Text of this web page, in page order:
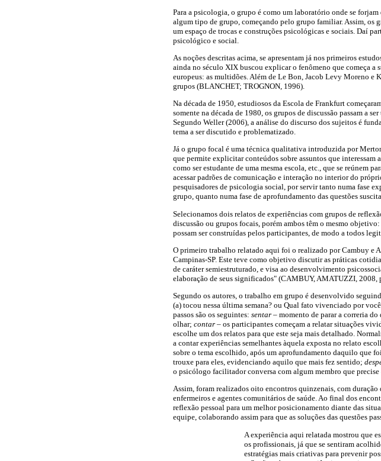
Para a psicologia, o grupo é como um laboratório onde se forjam
algum tipo de grupo, começando pelo grupo familiar. Assim, os
um espaço de trocas e construções psicológicas e sociais. Daí
psicológico e social.
As noções descritas acima, se apresentam já nos primeiros
ainda no século XIX buscou explicar o fenômeno que começa
europeus: as multidões. Além de Le Bon, Jacob Levy Moreno e
grupos (BLANCHET; TROGNON, 1996).
Na década de 1950, estudiosos da Escola de Frankfurt
somente na década de 1980, os grupos de discussão passam a
Segundo Weller (2006), a análise do discurso dos sujeitos é
tema a ser discutido e problematizado.
Já o grupo focal é uma técnica qualitativa introduzida por
que permite explicitar conteúdos sobre assuntos que
como ser estudante de uma mesma escola, etc., que se reúnem
acessar padrões de comunicação e interação no interior do
pesquisadores de psicologia social, por servir tanto numa fase
grupo, quanto numa fase de aprofundamento das questões
Selecionamos dois relatos de experiências com grupos de
discussão ou grupos focais, porém ambos têm o mesmo
possam ser construídas pelos participantes, de modo a todos
O primeiro trabalho relatado aqui foi o realizado por Cambuy e
Campinas-SP. Este teve como objetivo discutir as práticas
de caráter semiestruturado, e visa ao desenvolvimento
elaboração de seus significados" (CAMBUY, AMATUZZI, 2008,
Segundo os autores, o trabalho em grupo é desenvolvido
(a) tocou nessa última semana? ou Qual fato vivenciado por
passos são os seguintes: sentar – momento de parar a correria
olhar; contar – os participantes começam a relatar situações
escolhe um dos relatos para que este seja mais detalhado.
a contar experiências semelhantes àquela exposta no relato
sobre o tema escolhido, após um aprofundamento daquilo que
trouxe para eles, evidenciando aquilo que mais fez sentido;
o psicólogo facilitador conversa com algum membro que
Assim, foram realizados oito encontros quinzenais, com
enfermeiros e agentes comunitários de saúde. Ao final dos
reflexão pessoal para um melhor posicionamento diante das
equipe, colaborando assim para que as soluções das questões
A experiência aqui relatada mostrou que
os profissionais, já que se sentiram
estratégias mais criativas para prevenir